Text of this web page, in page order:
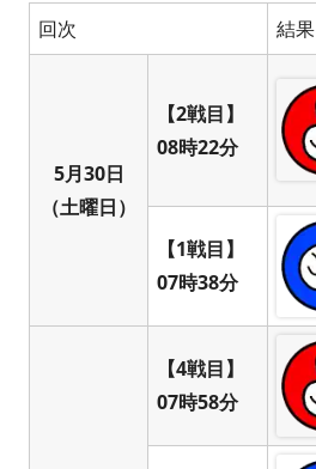
回次
結果
5月30日
（土曜日）
【2戦目】
08時22分
【1戦目】
07時38分
【4戦目】
07時58分